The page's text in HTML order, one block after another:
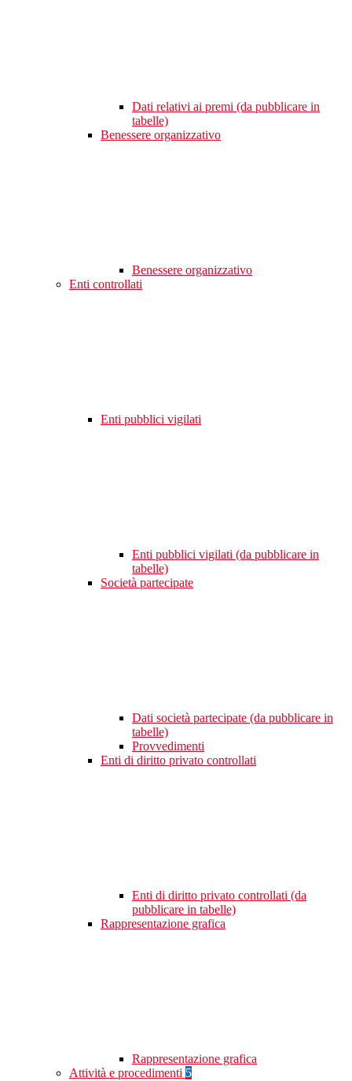
Dati relativi ai premi (da pubblicare in
tabelle)
Benessere organizzativo
Benessere organizzativo
Enti controllati
Enti pubblici vigilati
Enti pubblici vigilati (da pubblicare in
tabelle)
Società partecipate
Dati società partecipate (da pubblicare in
tabelle)
Provvedimenti
Enti di diritto privato controllati
Enti di diritto privato controllati (da
pubblicare in tabelle)
Rappresentazione grafica
Rappresentazione grafica
Attività e procedimenti 5